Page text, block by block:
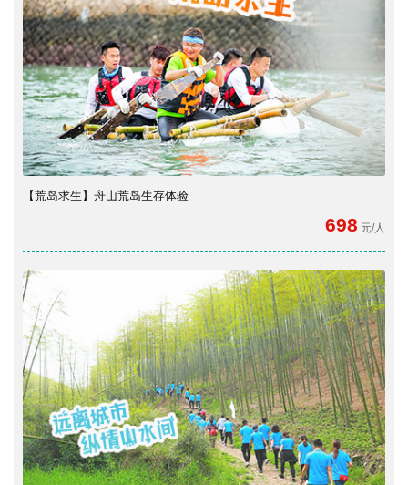
【荒岛求生】舟山荒岛生存体验
698 元/人